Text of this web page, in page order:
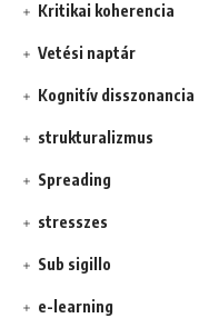
Kritikai koherencia
Vetési naptár
Kognitív disszonancia
strukturalizmus
Spreading
stresszes
Sub sigillo
e-learning